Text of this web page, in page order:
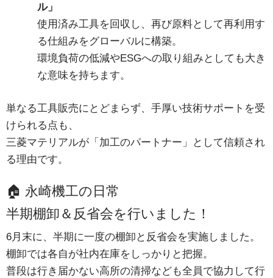
ル」
使用済み工具を回収し、再び原料として再利用す
る仕組みをグローバルに構築。
環境負荷の低減やESGへの取り組みとしても大き
な意味を持ちます。
単なる工具販売にとどまらず、手厚い技術サポートを受
けられる点も、
三菱マテリアルが「加工のパートナー」として信頼され
る理由です。
🏠 永崎機工の日常
半期棚卸＆反省会を行いました！
6月末に、半期に一度の棚卸と反省会を実施しました。
棚卸では各自が社内在庫をしっかりと把握。
普段は行き届かない高所の清掃なども全員で協力して行